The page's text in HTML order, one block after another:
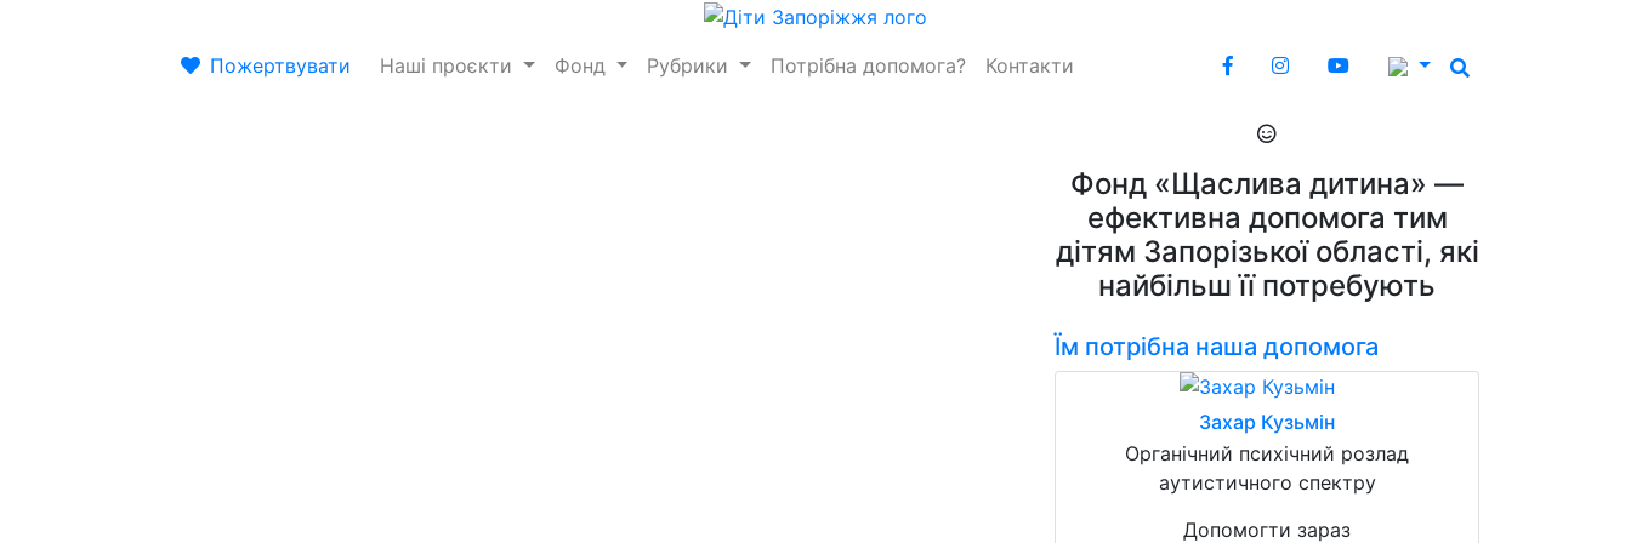
Пожертвувати Наші проєкти Фонд Рубрики Потрібна допомога? Контакти
Фонд «Щаслива дитина» —
ефективна допомога тим
дітям Запорізької області, які
найбільш її потребують
Їм потрібна наша допомога
Захар Кузьмін
Органічний психічний розлад
аутистичного спектру
Допомогти зараз